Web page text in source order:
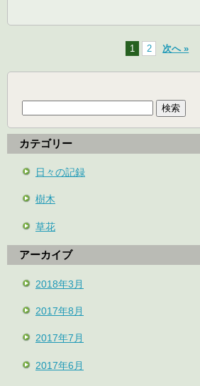
1 2 次へ »
カテゴリー
日々の記録
樹木
草花
アーカイブ
2018年3月
2017年8月
2017年7月
2017年6月